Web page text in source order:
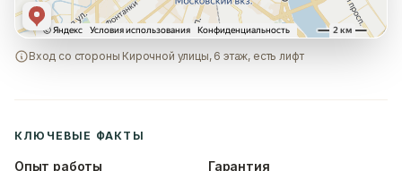
Вход со стороны Кирочной улицы, 6 этаж, есть лифт
КЛЮЧЕВЫЕ ФАКТЫ
Опыт работы
Гарантия